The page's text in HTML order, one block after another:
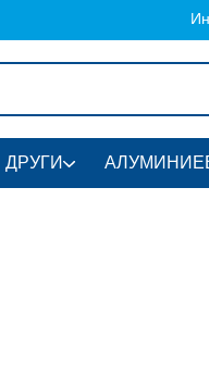
ДРУГИ